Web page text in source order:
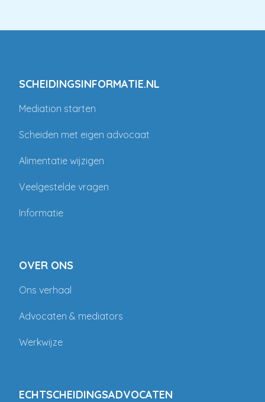
SCHEIDINGSINFORMATIE.NL
Mediation starten
Scheiden met eigen advocaat
Alimentatie wijzigen
Veelgestelde vragen
Informatie
OVER ONS
Ons verhaal
Advocaten & mediators
Werkwijze
ECHTSCHEIDINGSADVOCATEN